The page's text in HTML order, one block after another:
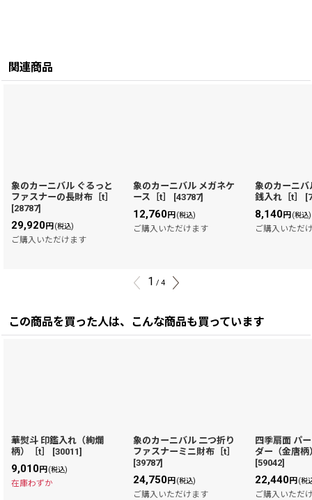
関連商品
象のカーニバル ぐるっと
ファスナーの長財布［t］
[28787]
29,920円 (税込)
ご購入いただけます
象のカーニバル メガネケ
ース［t］
[43787]
12,760円 (税込)
ご購入いただけます
象のカーニ
銭入れ［t］
[
8,140円 (税込)
ご購入いただ
1 / 4
この商品を買った人は、こんな商品も買っています
華熨斗 印鑑入れ（絢爛
柄）［t］
[30011]
9,010円(税込)
在庫わずか
象のカーニバル 二つ折り
ファスナーミニ財布［t］
[39787]
24,750円(税込)
ご購入いただけます
四季扇面 パ
ダー（金唐柄
[59042]
22,440円(税
ご購入いただ